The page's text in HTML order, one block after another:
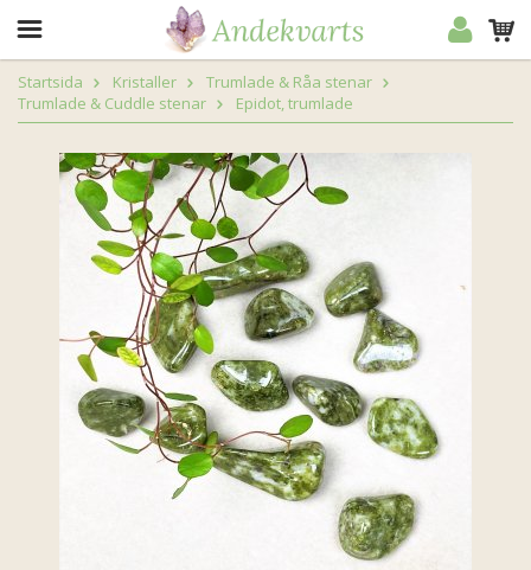
Startsida Kristaller
Trumlade & Råa stenar
Trumlade & Cuddle stenar
Epidot, trumlade